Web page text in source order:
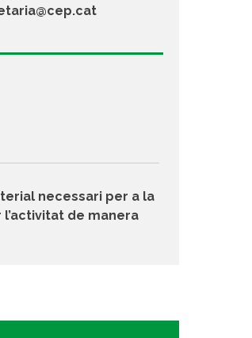
necessari per a la
de manera